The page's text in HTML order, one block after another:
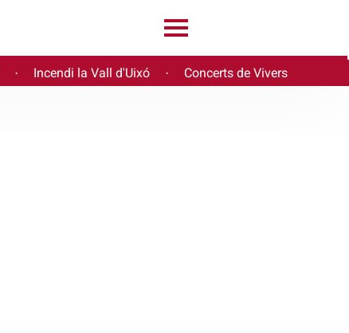
· Incendi la Vall d'Uixó · Concerts de Vivers